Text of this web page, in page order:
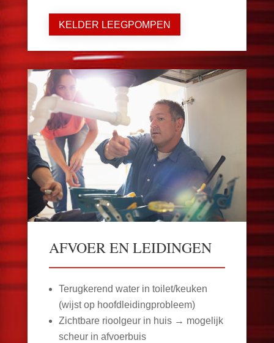
KELDER LEEGPOMPEN
AFVOER EN LEIDINGEN
Terugkerend water in toilet/keuken
(wijst op hoofdleidingprobleem)
Zichtbare rioolgeur in huis → mogelijk
scheur in afvoerbuis